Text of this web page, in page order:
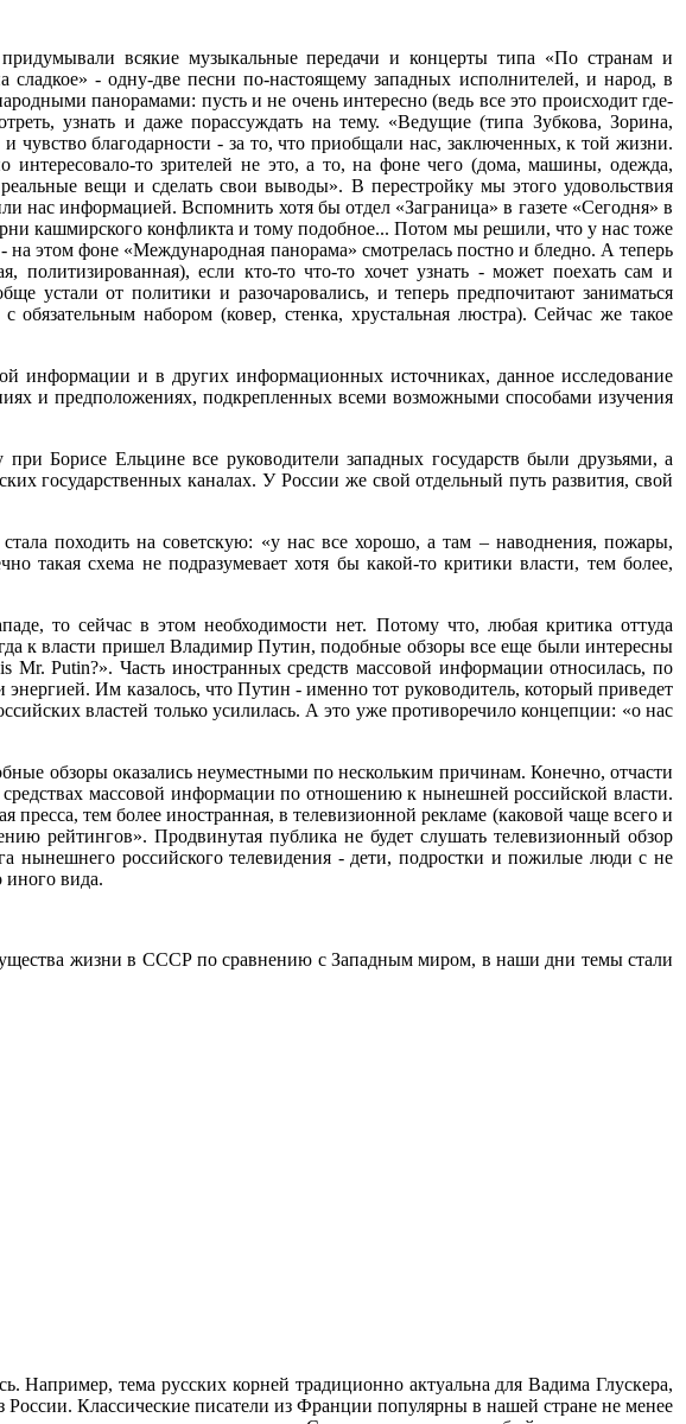
всякие музыкальные передачи и концерты типа «По странам и
сладкое» - одну-две песни по-настоящему западных исполнителей, и народ, в
панорамами: пусть и не очень интересно (ведь все это происходит где-
узнать и даже порассуждать на тему. «Ведущие (типа Зубкова, Зорина,
благодарности - за то, что приобщали нас, заключенных, к той жизни.
то зрителей не это, а то, на фоне чего (дома, машины, одежда,
вещи и сделать свои выводы». В перестройку мы этого удовольствия
нас информацией. Вспомнить хотя бы отдел «Заграница» в газете «Сегодня» в
кашмирского конфликта и тому подобное... Потом мы решили, что у нас тоже
этом фоне «Международная панорама» смотрелась постно и бледно. А теперь
если кто-то что-то хочет узнать - может поехать сам и
устали от политики и разочаровались, и теперь предпочитают заниматься
набором (ковер, стенка, хрустальная люстра). Сейчас же такое
информации и в других информационных источниках, данное исследование
и предположениях, подкрепленных всеми возможными способами изучения
Борисе Ельцине все руководители западных государств были друзьями, а
государственных каналах. У России же свой отдельный путь развития, свой
походить на советскую: «у нас все хорошо, а там – наводнения, пожары,
схема не подразумевает хотя бы какой-то критики власти, тем более,
то сейчас в этом необходимости нет. Потому что, любая критика оттуда
к власти пришел Владимир Путин, подобные обзоры все еще были интересны
Putin?». Часть иностранных средств массовой информации относилась, по
Им казалось, что Путин - именно тот руководитель, который приведет
властей только усилилась. А это уже противоречило концепции: «о нас
обзоры оказались неуместными по нескольким причинам. Конечно, отчасти
массовой информации по отношению к нынешней российской власти.
тем более иностранная, в телевизионной рекламе (каковой чаще всего и
рейтингов». Продвинутая публика не будет слушать телевизионный обзор
нынешнего российского телевидения - дети, подростки и пожилые люди с не
иного вида.
жизни в СССР по сравнению с Западным миром, в наши дни темы стали
Например, тема русских корней традиционно актуальна для Вадима Глускера,
Классические писатели из Франции популярны в нашей стране не менее